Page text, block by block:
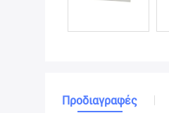
Προδιαγραφές